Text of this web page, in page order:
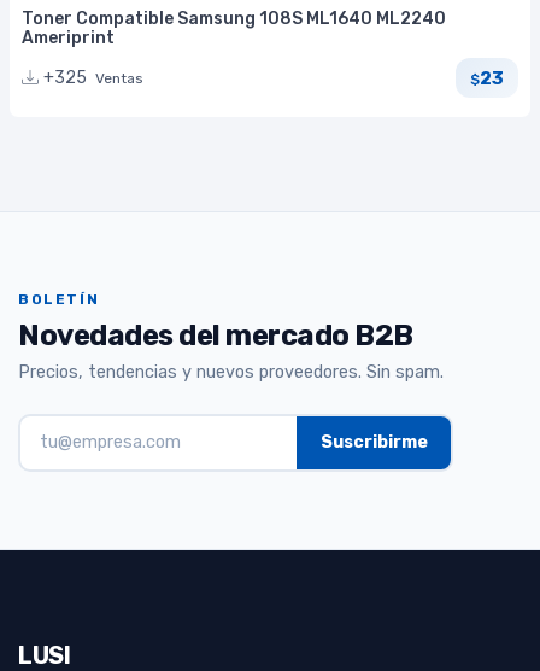
Toner Compatible Samsung 108S ML1640 ML2240
Ameriprint
+325 Ventas $23
BOLETÍN
Novedades del mercado B2B
Precios, tendencias y nuevos proveedores. Sin spam.
LUSI